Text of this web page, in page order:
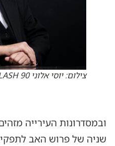
צילום: יוסי אלוני FLASH 90 – פרוש הבן
ובמסדרונות העירייה
שניה של פרוש האב